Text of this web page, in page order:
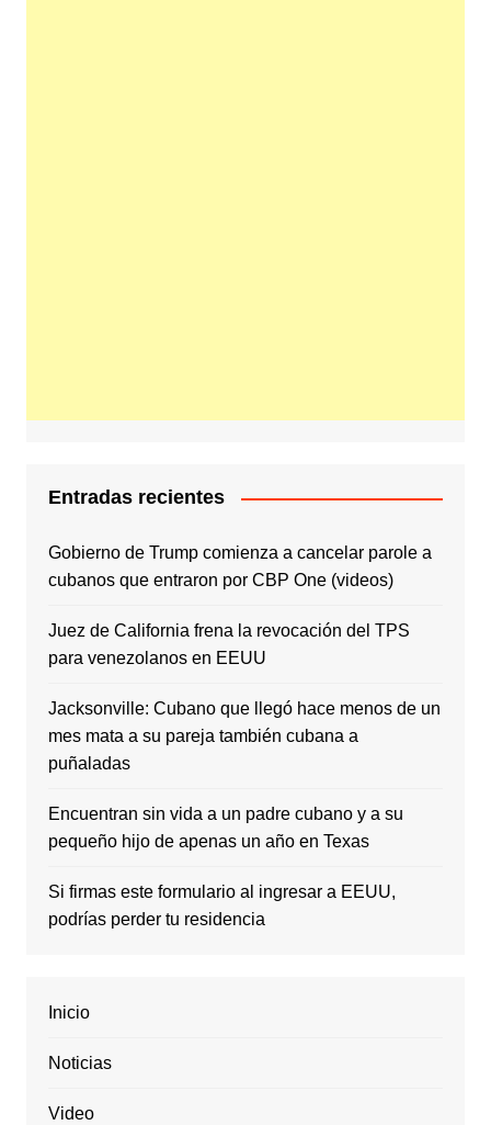
Entradas recientes
Gobierno de Trump comienza a cancelar parole a
cubanos que entraron por CBP One (videos)
Juez de California frena la revocación del TPS
para venezolanos en EEUU
Jacksonville: Cubano que llegó hace menos de un
mes mata a su pareja también cubana a
puñaladas
Encuentran sin vida a un padre cubano y a su
pequeño hijo de apenas un año en Texas
Si firmas este formulario al ingresar a EEUU,
podrías perder tu residencia
Inicio
Noticias
Video